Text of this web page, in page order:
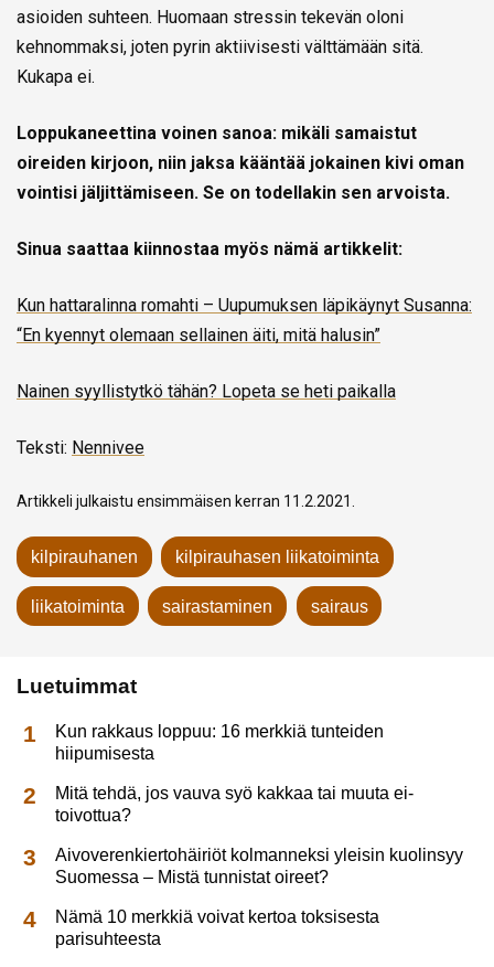
asioiden suhteen. Huomaan stressin tekevän oloni
kehnommaksi, joten pyrin aktiivisesti välttämään sitä.
Kukapa ei.
Loppukaneettina voinen sanoa: mikäli samaistut
oireiden kirjoon, niin jaksa kääntää jokainen kivi oman
vointisi jäljittämiseen. Se on todellakin sen arvoista.
Sinua saattaa kiinnostaa myös nämä artikkelit:
Kun hattaralinna romahti – Uupumuksen läpikäynyt Susanna:
“En kyennyt olemaan sellainen äiti, mitä halusin”
Nainen syyllistytkö tähän? Lopeta se heti paikalla
Teksti: Nennivee
Artikkeli julkaistu ensimmäisen kerran 11.2.2021.
kilpirauhanen kilpirauhasen liikatoiminta
liikatoiminta sairastaminen sairaus
Luetuimmat
Kun rakkaus loppuu: 16 merkkiä tunteiden
hiipumisesta
Mitä tehdä, jos vauva syö kakkaa tai muuta ei-
toivottua?
Aivoverenkiertohäiriöt kolmanneksi yleisin kuolinsyy
Suomessa – Mistä tunnistat oireet?
Nämä 10 merkkiä voivat kertoa toksisesta
parisuhteesta